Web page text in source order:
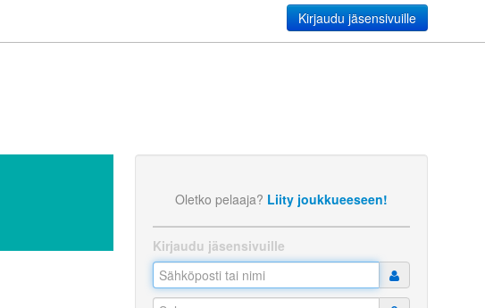
Kirjaudu jäsensivuille
Oletko pelaaja? Liity joukkueeseen!
Kirjaudu jäsensivuille